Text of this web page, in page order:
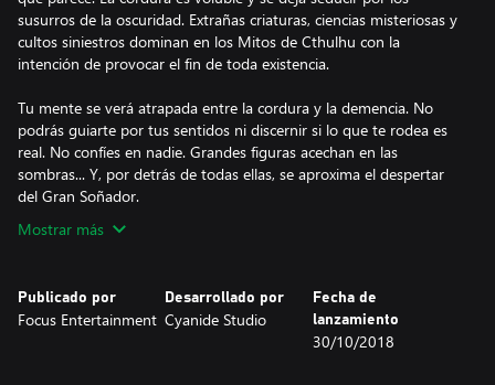
susurros de la oscuridad. Extrañas criaturas, ciencias misteriosas y
cultos siniestros dominan en los Mitos de Cthulhu con la
intención de provocar el fin de toda existencia.
Tu mente se verá atrapada entre la cordura y la demencia. No
podrás guiarte por tus sentidos ni discernir si lo que te rodea es
real. No confíes en nadie. Grandes figuras acechan en las
sombras... Y, por detrás de todas ellas, se aproxima el despertar
del Gran Soñador.
Mostrar más
Publicado por
Focus Entertainment
Desarrollado por
Cyanide Studio
Fecha de
lanzamiento
30/10/2018